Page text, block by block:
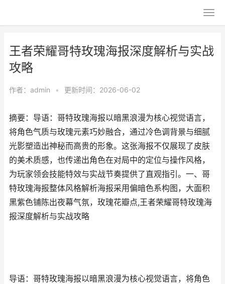
王者荣耀哥特玫瑰海报深度解析与实战
攻略
作者： admin • 更新时间：2026-06-02
摘要：导语：哥特玫瑰海报以暗黑浪漫为核心视觉语言，
将角色气质与玫瑰元素巧妙融合，通过冷色调背景与细腻
光影塑造出神秘而高贵的形象。这张海报不仅展现了皮肤
的美术质感，也传递出角色在对局中的定位与操作风格，
为玩家领会技能特效与实战节奏提供了直观指引。一、哥
特玫瑰海报整体风格解析海报采用偏暗色系构图，大面积
黑紫色铺陈出夜幕气氛，玫瑰花瓣点,王者荣耀哥特玫瑰海
报深度解析与实战攻略
导语：哥特玫瑰海报以暗黑浪漫为核心视觉语言，将角色